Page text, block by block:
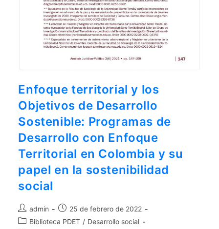
Enfoque territorial y los
Objetivos de Desarrollo
Sostenible: Programas de
Desarrollo con Enfoque
Territorial en Colombia y su
papel en la sostenibilidad
social
admin
25 de febrero de 2022
Biblioteca PDET / Desarrollo social